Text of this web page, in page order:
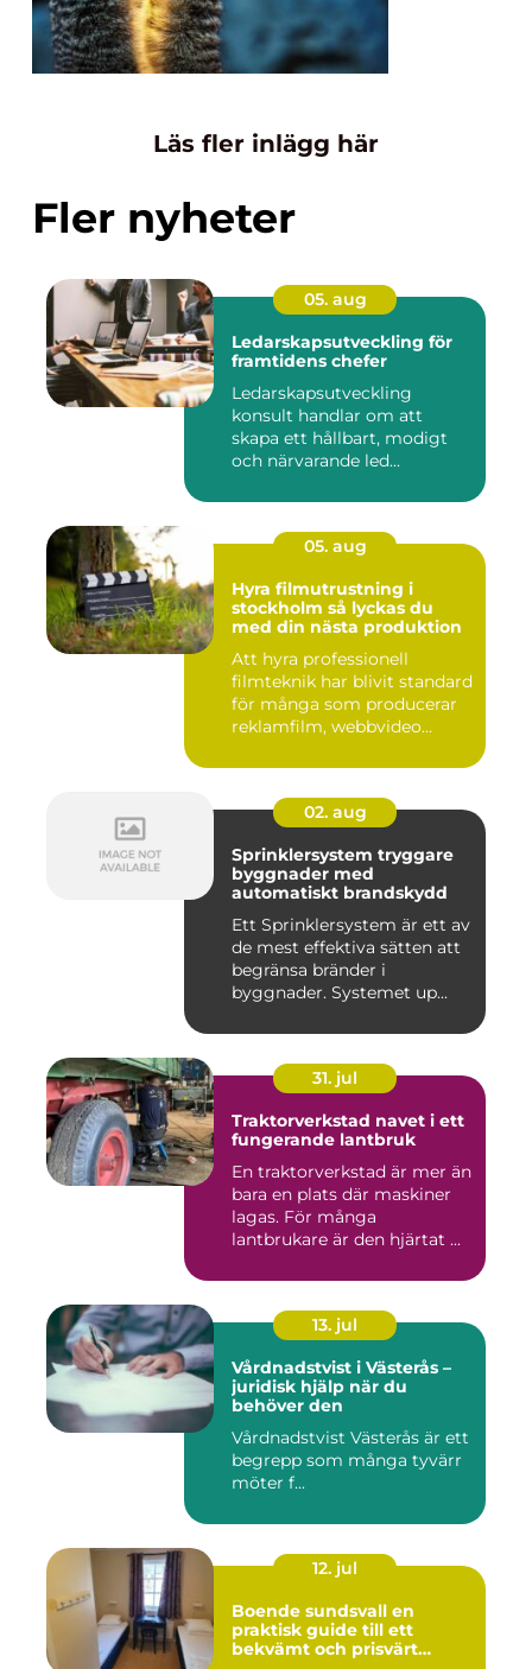
Läs fler inlägg här
Fler nyheter
05. aug
Ledarskapsutveckling för
framtidens chefer
Ledarskapsutveckling
konsult handlar om att
skapa ett hållbart, modigt
och närvarande led...
05. aug
Hyra filmutrustning i
stockholm så lyckas du
med din nästa produktion
Att hyra professionell
filmteknik har blivit standard
för många som producerar
reklamfilm, webbvideo...
02. aug
Sprinklersystem tryggare
byggnader med
automatiskt brandskydd
Ett Sprinklersystem är ett av
de mest effektiva sätten att
begränsa bränder i
byggnader. Systemet up...
31. jul
Traktorverkstad navet i ett
fungerande lantbruk
En traktorverkstad är mer än
bara en plats där maskiner
lagas. För många
lantbrukare är den hjärtat ...
13. jul
Vårdnadstvist i Västerås –
juridisk hjälp när du
behöver den
Vårdnadstvist Västerås är ett
begrepp som många tyvärr
möter f...
12. jul
Boende sundsvall en
praktisk guide till ett
bekvämt och prisvärt